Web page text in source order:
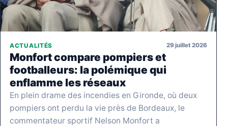
ACTUALITÉS 29 juillet 2026
Monfort compare pompiers et
footballeurs: la polémique qui
enflamme les réseaux
En plein drame des incendies en Gironde, où deux
pompiers ont perdu la vie près de Bordeaux, le
commentateur sportif Nelson Monfort a